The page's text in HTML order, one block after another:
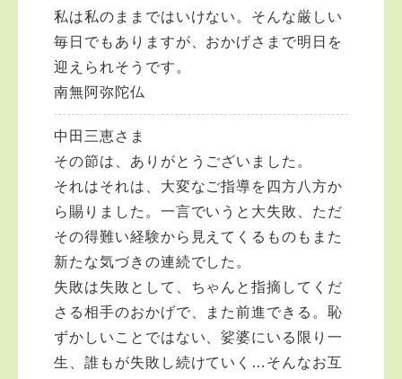
私は私のままではいけない。そんな厳しい
毎日でもありますが、おかげさまで明日を
迎えられそうです。
南無阿弥陀仏
中田三恵さま
その節は、ありがとうございました。
それはそれは、大変なご指導を四方八方か
ら賜りました。一言でいうと大失敗、ただ
その得難い経験から見えてくるものもまた
新たな気づきの連続でした。
失敗は失敗として、ちゃんと指摘してくだ
さる相手のおかげで、また前進できる。恥
ずかしいことではない、娑婆にいる限り一
生、誰もが失敗し続けていく…そんなお互